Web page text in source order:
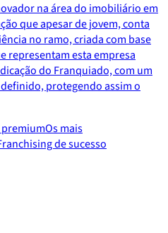
na área do imobiliário em
que apesar de jovem, conta
no ramo, criada com base
representam esta empresa
do Franquiado, com um
protegendo assim o
Os mais
de sucesso